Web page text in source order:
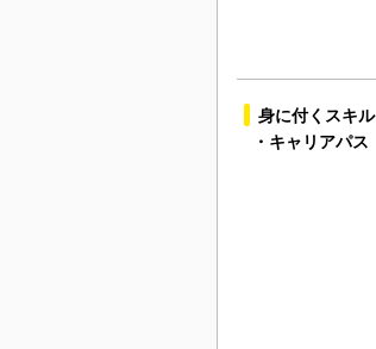
身に付くスキル
・キャリアパス